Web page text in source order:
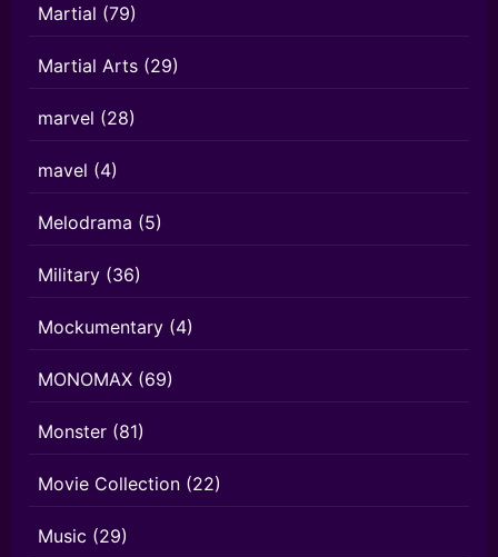
Martial (79)
Martial Arts (29)
marvel (28)
mavel (4)
Melodrama (5)
Military (36)
Mockumentary (4)
MONOMAX (69)
Monster (81)
Movie Collection (22)
Music (29)